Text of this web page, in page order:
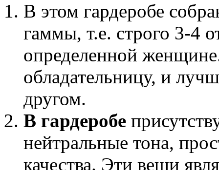
В этом гардеробе
гаммы, т.е. строго 3-4
определенной
обладательницу, и
другом.
В гардеробе
нейтральные тона,
качества. Эти вещи